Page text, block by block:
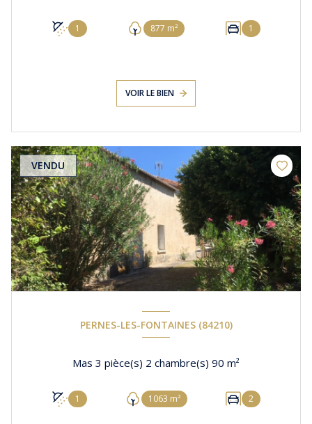
1 877 m² 1
VOIR LE BIEN
VENDU
PERNES-LES-FONTAINES (84210)
Mas 3 pièce(s) 2 chambre(s) 90 m²
1 1063 m² 2